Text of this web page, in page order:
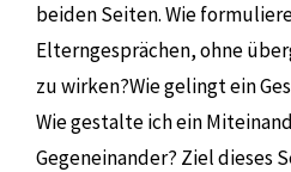
beiden Seiten. Wie
Elterngesprächen, ohne
zu wirken?Wie gelingt ein
Wie gestalte ich ein
Gegeneinander? Ziel dieses